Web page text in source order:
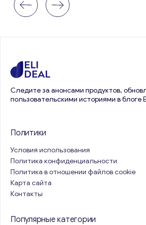
Следите за анонсами продуктов,
пользовательскими историями в блоге
Политики
Условия использования
Политика конфиденциальности
Политика в отношении файлов cookie
Карта сайта
Контакты
Популярные категории